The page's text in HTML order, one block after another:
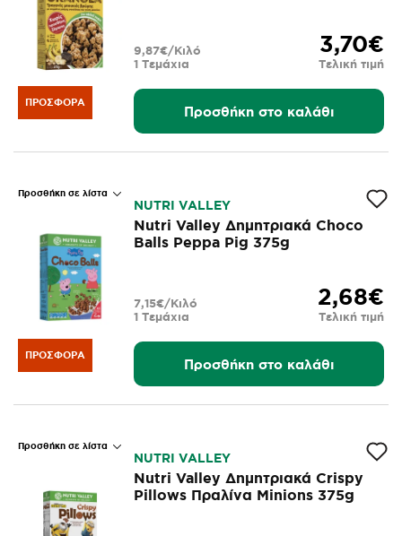
ΠΡΟΣΦΟΡΆ
3,70€
Τελική τιμή
1 Τεμάχια
9,87€/Κιλό
Προσθήκη στο καλάθι
Προσθήκη σε λίστα
ΠΡΟΣΦΟΡΆ
NUTRI VALLEY
Nutri Valley Δημητριακά Choco
Balls Peppa Pig 375g
2,68€
Τελική τιμή
1 Τεμάχια
7,15€/Κιλό
Προσθήκη στο καλάθι
Προσθήκη σε λίστα
NUTRI VALLEY
Nutri Valley Δημητριακά Crispy
Pillows Πραλίνα Minions 375g